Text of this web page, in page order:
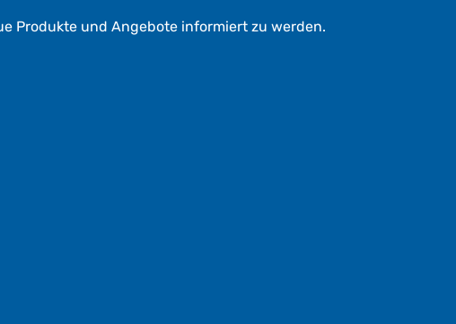
Produkte und Angebote informiert zu werden.